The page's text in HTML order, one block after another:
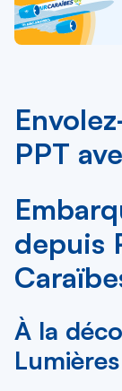
PPT
depuis
À la
Lumières